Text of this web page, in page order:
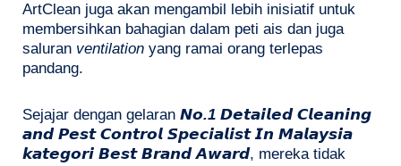
ArtClean juga akan mengambil lebih inisiatif untuk
membersihkan bahagian dalam peti ais dan juga
saluran ventilation yang ramai orang terlepas
pandang.
Sejajar dengan gelaran 𝙉𝙤.1 𝘿𝙚𝙩𝙖𝙞𝙡𝙚𝙙 𝘾𝙡𝙚𝙖𝙣𝙞𝙣𝙜
𝙖𝙣𝙙 𝙋𝙚𝙨𝙩 𝘾𝙤𝙣𝙩𝙧𝙤𝙡 𝙎𝙥𝙚𝙘𝙞𝙖𝙡𝙞𝙨𝙩 𝙄𝙣 𝙈𝙖𝙡𝙖𝙮𝙨𝙞𝙖
𝙠𝙖𝙩𝙚𝙜𝙤𝙧𝙞 𝘽𝙚𝙨𝙩 𝘽𝙧𝙖𝙣𝙙 𝘼𝙬𝙖𝙧𝙙, mereka tidak